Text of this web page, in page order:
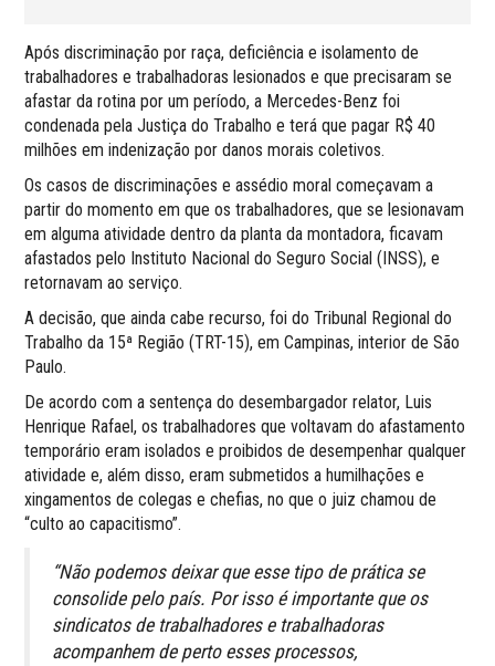
Após discriminação por raça, deficiência e isolamento de
trabalhadores e trabalhadoras lesionados e que precisaram se
afastar da rotina por um período, a Mercedes-Benz foi
condenada pela Justiça do Trabalho e terá que pagar R$ 40
milhões em indenização por danos morais coletivos.
Os casos de discriminações e assédio moral começavam a
partir do momento em que os trabalhadores, que se lesionavam
em alguma atividade dentro da planta da montadora, ficavam
afastados pelo Instituto Nacional do Seguro Social (INSS), e
retornavam ao serviço.
A decisão, que ainda cabe recurso, foi do Tribunal Regional do
Trabalho da 15ª Região (TRT-15), em Campinas, interior de São
Paulo.
De acordo com a sentença do desembargador relator, Luis
Henrique Rafael, os trabalhadores que voltavam do afastamento
temporário eram isolados e proibidos de desempenhar qualquer
atividade e, além disso, eram submetidos a humilhações e
xingamentos de colegas e chefias, no que o juiz chamou de
“culto ao capacitismo”.
“Não podemos deixar que esse tipo de prática se
consolide pelo país. Por isso é importante que os
sindicatos de trabalhadores e trabalhadoras
acompanhem de perto esses processos,